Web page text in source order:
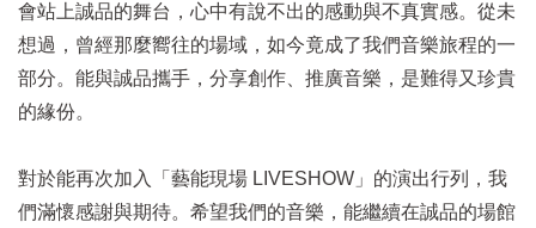
會站上誠品的舞台，心中有說不出的感動與不真實感。從未
想過，曾經那麼嚮往的場域，如今竟成了我們音樂旅程的一
部分。能與誠品攜手，分享創作、推廣音樂，是難得又珍貴
的緣份。
對於能再次加入「藝能現場 LIVESHOW」的演出行列，我
們滿懷感謝與期待。希望我們的音樂，能繼續在誠品的場館